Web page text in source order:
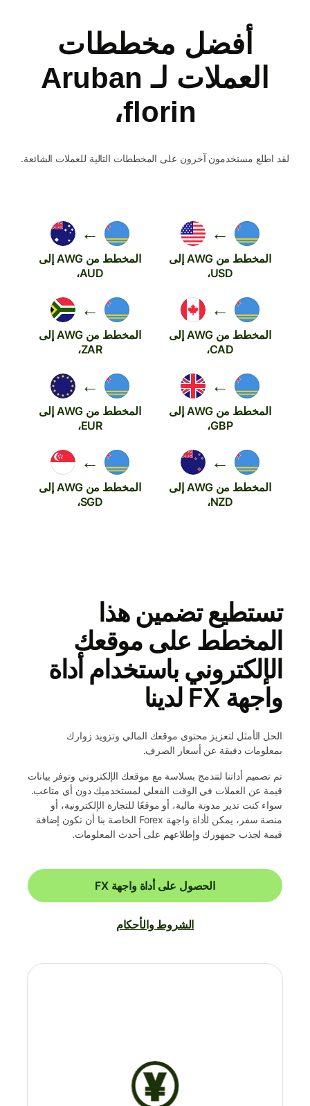
أفضل مخططات
العملات لـ Aruban
florin،
لقد اطلع مستخدمون آخرون على المخططات التالية للعملات الشائعة.
←
المخطط من AWG إلى
USD،
←
المخطط من AWG إلى
AUD،
←
المخطط من AWG إلى
CAD،
←
المخطط من AWG إلى
ZAR،
←
المخطط من AWG إلى
GBP،
←
المخطط من AWG إلى
EUR،
←
المخطط من AWG إلى
NZD،
←
المخطط من AWG إلى
SGD،
تستطيع تضمين هذا
المخطط على موقعك
الإلكتروني باستخدام أداة
واجهة FX لدينا
الحل الأمثل لتعزيز محتوى موقعك المالي وتزويد زوارك
بمعلومات دقيقة عن أسعار الصرف.
تم تصميم أداتنا لتندمج بسلاسة مع موقعك الإلكتروني وتوفر بيانات
قيمة عن العملات في الوقت الفعلي لمستخدميك دون أي متاعب.
سواء كنت تدير مدونة مالية، أو موقعًا للتجارة الإلكترونية، أو
منصة سفر، يمكن لأداة واجهة Forex الخاصة بنا أن تكون إضافة
قيمة لجذب جمهورك وإطلاعهم على أحدث المعلومات.
الحصول على أداة واجهة FX
الشروط والأحكام